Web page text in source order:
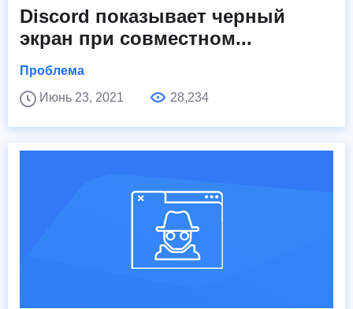
Discord показывает черный
экран при совместном...
Проблема
Июнь 23, 2021
28,234